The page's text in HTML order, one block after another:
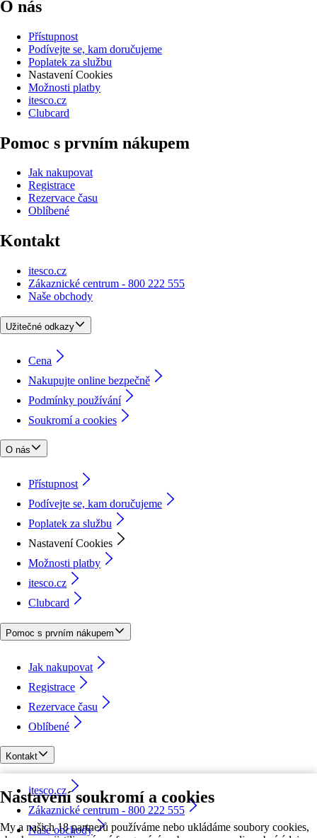
Nastavení soukromí a cookies
My a našich 18 partnerů používáme nebo ukládáme soubory cookies,
O nás
Přístupnost
Podívejte se, kam doručujeme
Poplatek za službu
Nastavení Cookies
Možnosti platby
itesco.cz
Clubcard
Pomoc s prvním nákupem
Jak nakupovat
Registrace
Rezervace času
Oblíbené
Kontakt
itesco.cz
Zákaznické centrum - 800 222 555
Naše obchody
Užitečné odkazy
Cena
Nakupujte online bezpečně
Podmínky používání
Soukromí a cookies
O nás
Přístupnost
Podívejte se, kam doručujeme
Poplatek za službu
Nastavení Cookies
Možnosti platby
itesco.cz
Clubcard
Pomoc s prvním nákupem
Jak nakupovat
Registrace
Rezervace času
Oblíbené
Kontakt
itesco.cz
Zákaznické centrum - 800 222 555
Naše obchody